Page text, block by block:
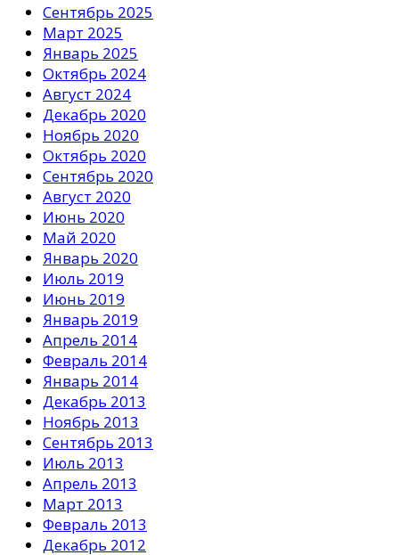
Сентябрь 2025
Март 2025
Январь 2025
Октябрь 2024
Август 2024
Декабрь 2020
Ноябрь 2020
Октябрь 2020
Сентябрь 2020
Август 2020
Июнь 2020
Май 2020
Январь 2020
Июль 2019
Июнь 2019
Январь 2019
Апрель 2014
Февраль 2014
Январь 2014
Декабрь 2013
Ноябрь 2013
Сентябрь 2013
Июль 2013
Апрель 2013
Март 2013
Февраль 2013
Декабрь 2012